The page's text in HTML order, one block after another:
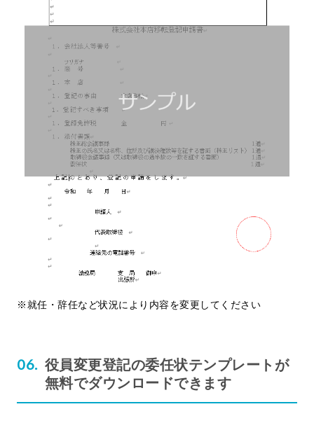
※就任・辞任など状況により内容を変更してください
役員変更登記の委任状テンプレートが
無料でダウンロードできます